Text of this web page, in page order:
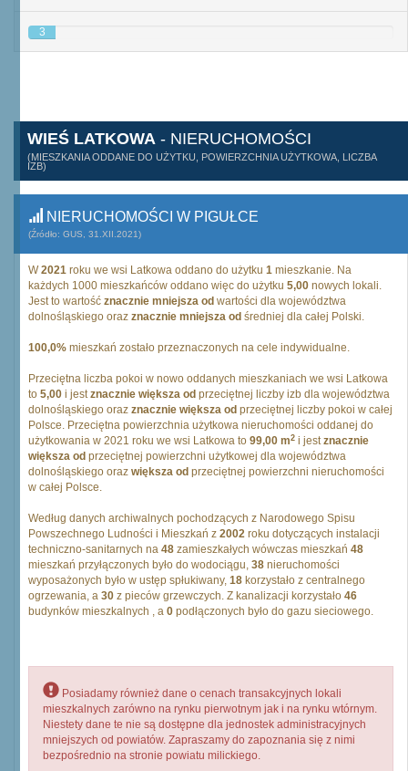
3
WIEŚ LATKOWA - NIERUCHOMOŚCI
(MIESZKANIA ODDANE DO UŻYTKU, POWIERZCHNIA UŻYTKOWA, LICZBA
IZB)
NIERUCHOMOŚCI W PIGUŁCE
(Źródło: GUS, 31.XII.2021)
W2021 roku we wsi Latkowa oddano do użytku 1 mieszkanie. Na
każdych 1000 mieszkańców oddano więc do użytku 5,00 nowych lokali.
Jest to wartość znacznie mniejsza od wartości dla województwa
dolnośląskiego oraz znacznie mniejsza od średniej dla całej Polski.
100,0% mieszkań zostało przeznaczonych na cele indywidualne.
Przeciętna liczba pokoi w nowo oddanych mieszkaniach we wsi Latkowa
to 5,00 i jestznacznie większa od przeciętnej liczby izb dla województwa
dolnośląskiego oraz znacznie większa od przeciętnej liczby pokoi w całej
Polsce. Przeciętna powierzchnia użytkowa nieruchomości oddanej do
użytkowania w 2021 roku we wsi Latkowa to 99,00 m2 i jestznacznie
większa od przeciętnej powierzchni użytkowej dla województwa
dolnośląskiego oraz większa od przeciętnej powierzchni nieruchomości
w całej Polsce.
Według danych archiwalnych pochodzących z Narodowego Spisu
Powszechnego Ludności i Mieszkań z 2002 roku dotyczących instalacji
techniczno-sanitarnych na 48 zamieszkałych wówczas mieszkań 48
mieszkań przyłączonych było do wodociągu, 38 nieruchomości
wyposażonych było w ustęp spłukiwany, 18 korzystało z centralnego
ogrzewania, a 30 z pieców grzewczych. Z kanalizacji korzystało 46
budynków mieszkalnych , a 0 podłączonych było do gazu sieciowego.
Posiadamy również dane o cenach transakcyjnych lokali
mieszkalnych zarówno na rynku pierwotnym jak i na rynku wtórnym.
Niestety dane te nie są dostępne dla jednostek administracyjnych
mniejszych od powiatów. Zapraszamy do zapoznania się z nimi
bezpośrednio na stronie powiatu milickiego.